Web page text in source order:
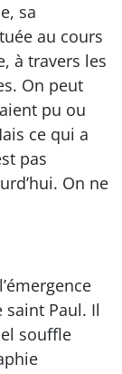
sa
au cours
à travers les
On peut
pu ou
ce qui a
pas
On ne
saint Paul. Il
souffle